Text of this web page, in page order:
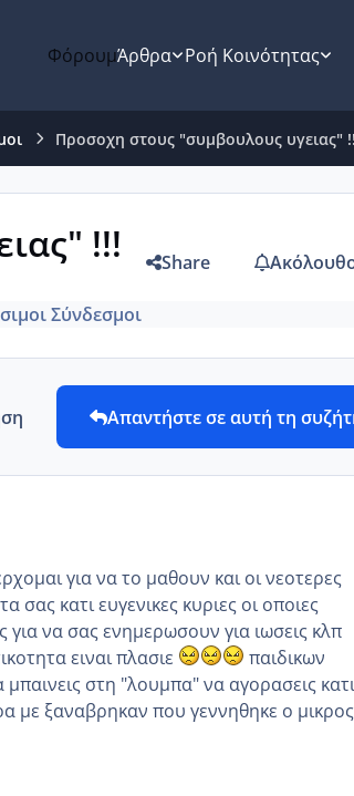
ΦόρουμΆρθρα Ροή Κοινότητας
Προσοχη στους "συμβουλους υγειας"
!!! Share
Σύνδεσμοι
Απαντήστε σε αυτή τη
για να το μαθουν και οι νεοτερες
κατι ευγενικες κυριες οι οποιες
να σας ενημερωσουν για ιωσεις κλπ
ειναι πλασιε
παιδικων
στη "λουμπα" να αγορασεις κατι
με ξαναβρηκαν που γεννηθηκε ο